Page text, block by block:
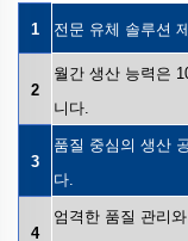
1 전문 유체 솔루션
2
월간 생산 능력은
니다.
3
품질 중심의 생산
다.
4
엄격한 품질 관리